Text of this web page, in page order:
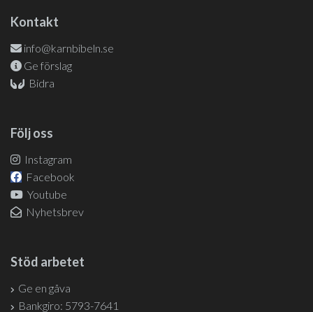
Kontakt
info@karnbibeln.se
Ge förslag
Bidra
Följ oss
Instagram
Facebook
Youtube
Nyhetsbrev
Stöd arbetet
Ge en gåva
Bankgiro: 5793-7641